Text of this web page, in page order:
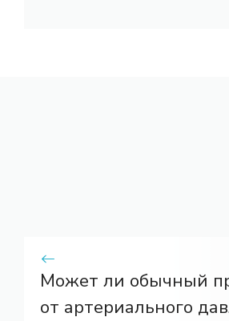
Может ли обычный
от артериального